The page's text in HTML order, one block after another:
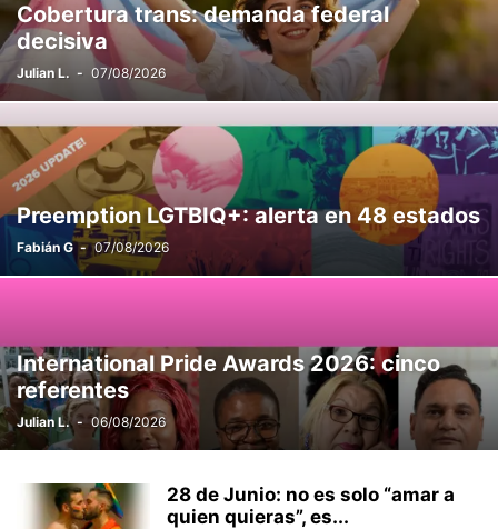
Cobertura trans: demanda federal
decisiva
Julian L. - 07/08/2026
Preemption LGTBIQ+: alerta en 48 estados
Fabián G - 07/08/2026
International Pride Awards 2026: cinco
referentes
Julian L. - 06/08/2026
28 de Junio: no es solo “amar a
quien quieras”, es...